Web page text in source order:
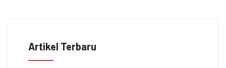
Artikel Terbaru